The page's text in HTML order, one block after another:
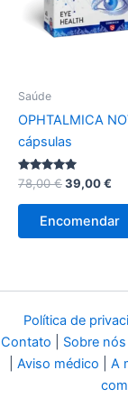
Saúde
OPHTALMICA
cápsulas
Avaliação
5.00
de 5
78,00€O
original
era:
39,00€
é:
Encomendar
Política de
Contato
Sobre nós
Aviso médico A